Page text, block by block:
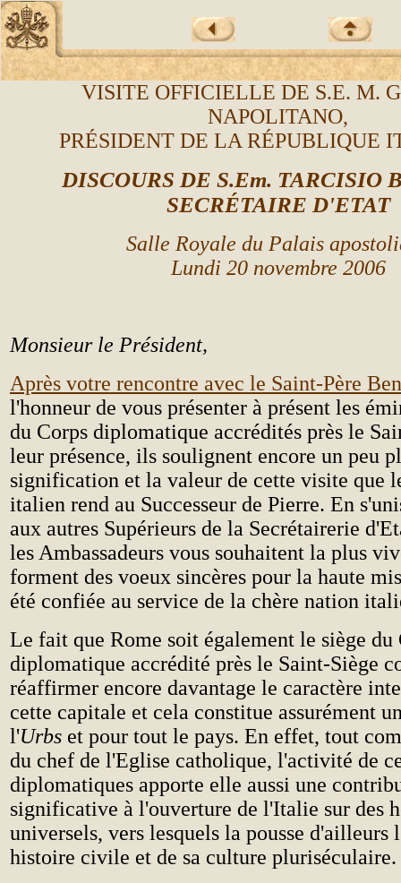
VISITE OFFICIELLE DE S.E. M.
NAPOLITANO,
PRÉSIDENT DE LA RÉPUBLIQUE
DISCOURS DE S.Em. TARCISIO
SECRÉTAIRE D'ETAT
Salle Royale du Palais
Lundi 20 novembre 2006
Monsieur le Président,
Après votre rencontre avec le Saint-Père
l'honneur de vous présenter à présent les
du Corps diplomatique accrédités près le
leur présence, ils soulignent encore un peu
signification et la valeur de cette visite que
italien rend au Successeur de Pierre. En
aux autres Supérieurs de la Secrétairerie
les Ambassadeurs vous souhaitent la plus
forment des voeux sincères pour la haute
été confiée au service de la chère nation
Le fait que Rome soit également le siège du
diplomatique accrédité près le Saint-Siège
réaffirmer encore davantage le caractère
cette capitale et cela constitue assurément
l'Urbs et pour tout le pays. En effet, tout
du chef de l'Eglise catholique, l'activité de
diplomatiques apporte elle aussi une
significative à l'ouverture de l'Italie sur des
universels, vers lesquels la pousse d'ailleurs
histoire civile et de sa culture pluriséculaire.